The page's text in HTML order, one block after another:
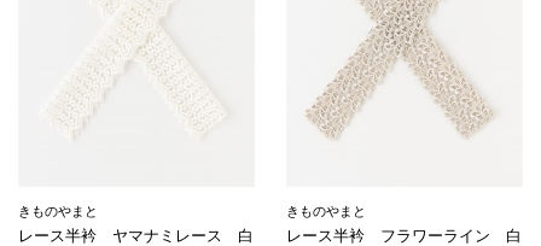
きものやまと
レース半衿 ヤマナミレース 白
きものやまと
レース半衿 フラワーライン 白